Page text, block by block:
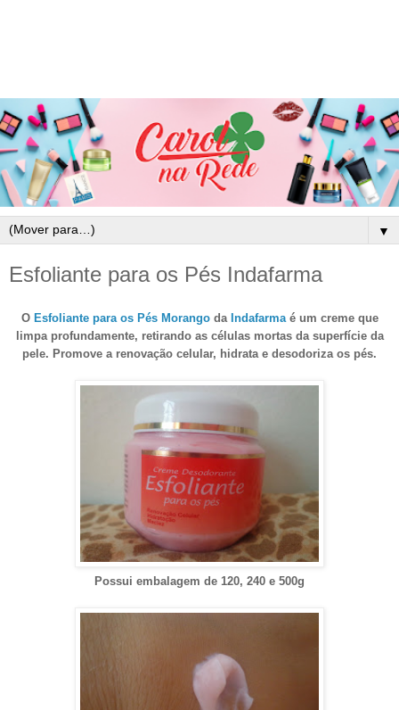
▼
Esfoliante para os Pés Indafarma
O Esfoliante para os Pés Morangoda Indafarmaé um creme que
limpa profundamente, retirando as células mortas da superfície da
pele. Promove a renovação celular, hidrata e desodoriza os pés.
Possui embalagem de 120, 240 e 500g